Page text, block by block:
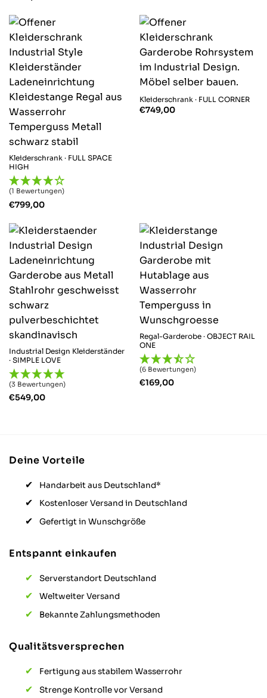
Kleiderschrank · FULL SPACE
HIGH
(1 Bewertungen)
€799,00
Kleiderschrank · FULL CORNER
€749,00
Industrial Design Kleiderständer
· SIMPLE LOVE
(3 Bewertungen)
€549,00
Regal-Garderobe · OBJECT RAIL
ONE
(6 Bewertungen)
€169,00
Deine Vorteile
Handarbeit aus Deutschland*
Kostenloser Versand in Deutschland
Gefertigt in Wunschgröße
Entspannt einkaufen
Serverstandort Deutschland
Weltweiter Versand
Bekannte Zahlungsmethoden
Qualitätsversprechen
Fertigung aus stabilem Wasserrohr
Strenge Kontrolle vor Versand